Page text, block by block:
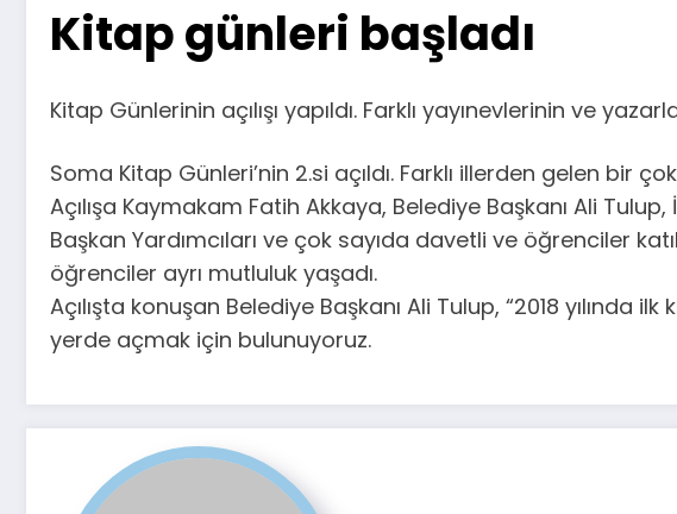
Kitap günleri başladı
Kitap Günlerinin açılışı yapıldı. Farklı yayınevlerinin ve
Soma Kitap Günleri’nin 2.si açıldı. Farklı illerden gelen bir
Açılışa Kaymakam Fatih Akkaya, Belediye Başkanı Ali
Başkan Yardımcıları ve çok sayıda davetli ve öğrenciler
öğrenciler ayrı mutluluk yaşadı.
Açılışta konuşan Belediye Başkanı Ali Tulup, “2018
yerde açmak için bulunuyoruz.